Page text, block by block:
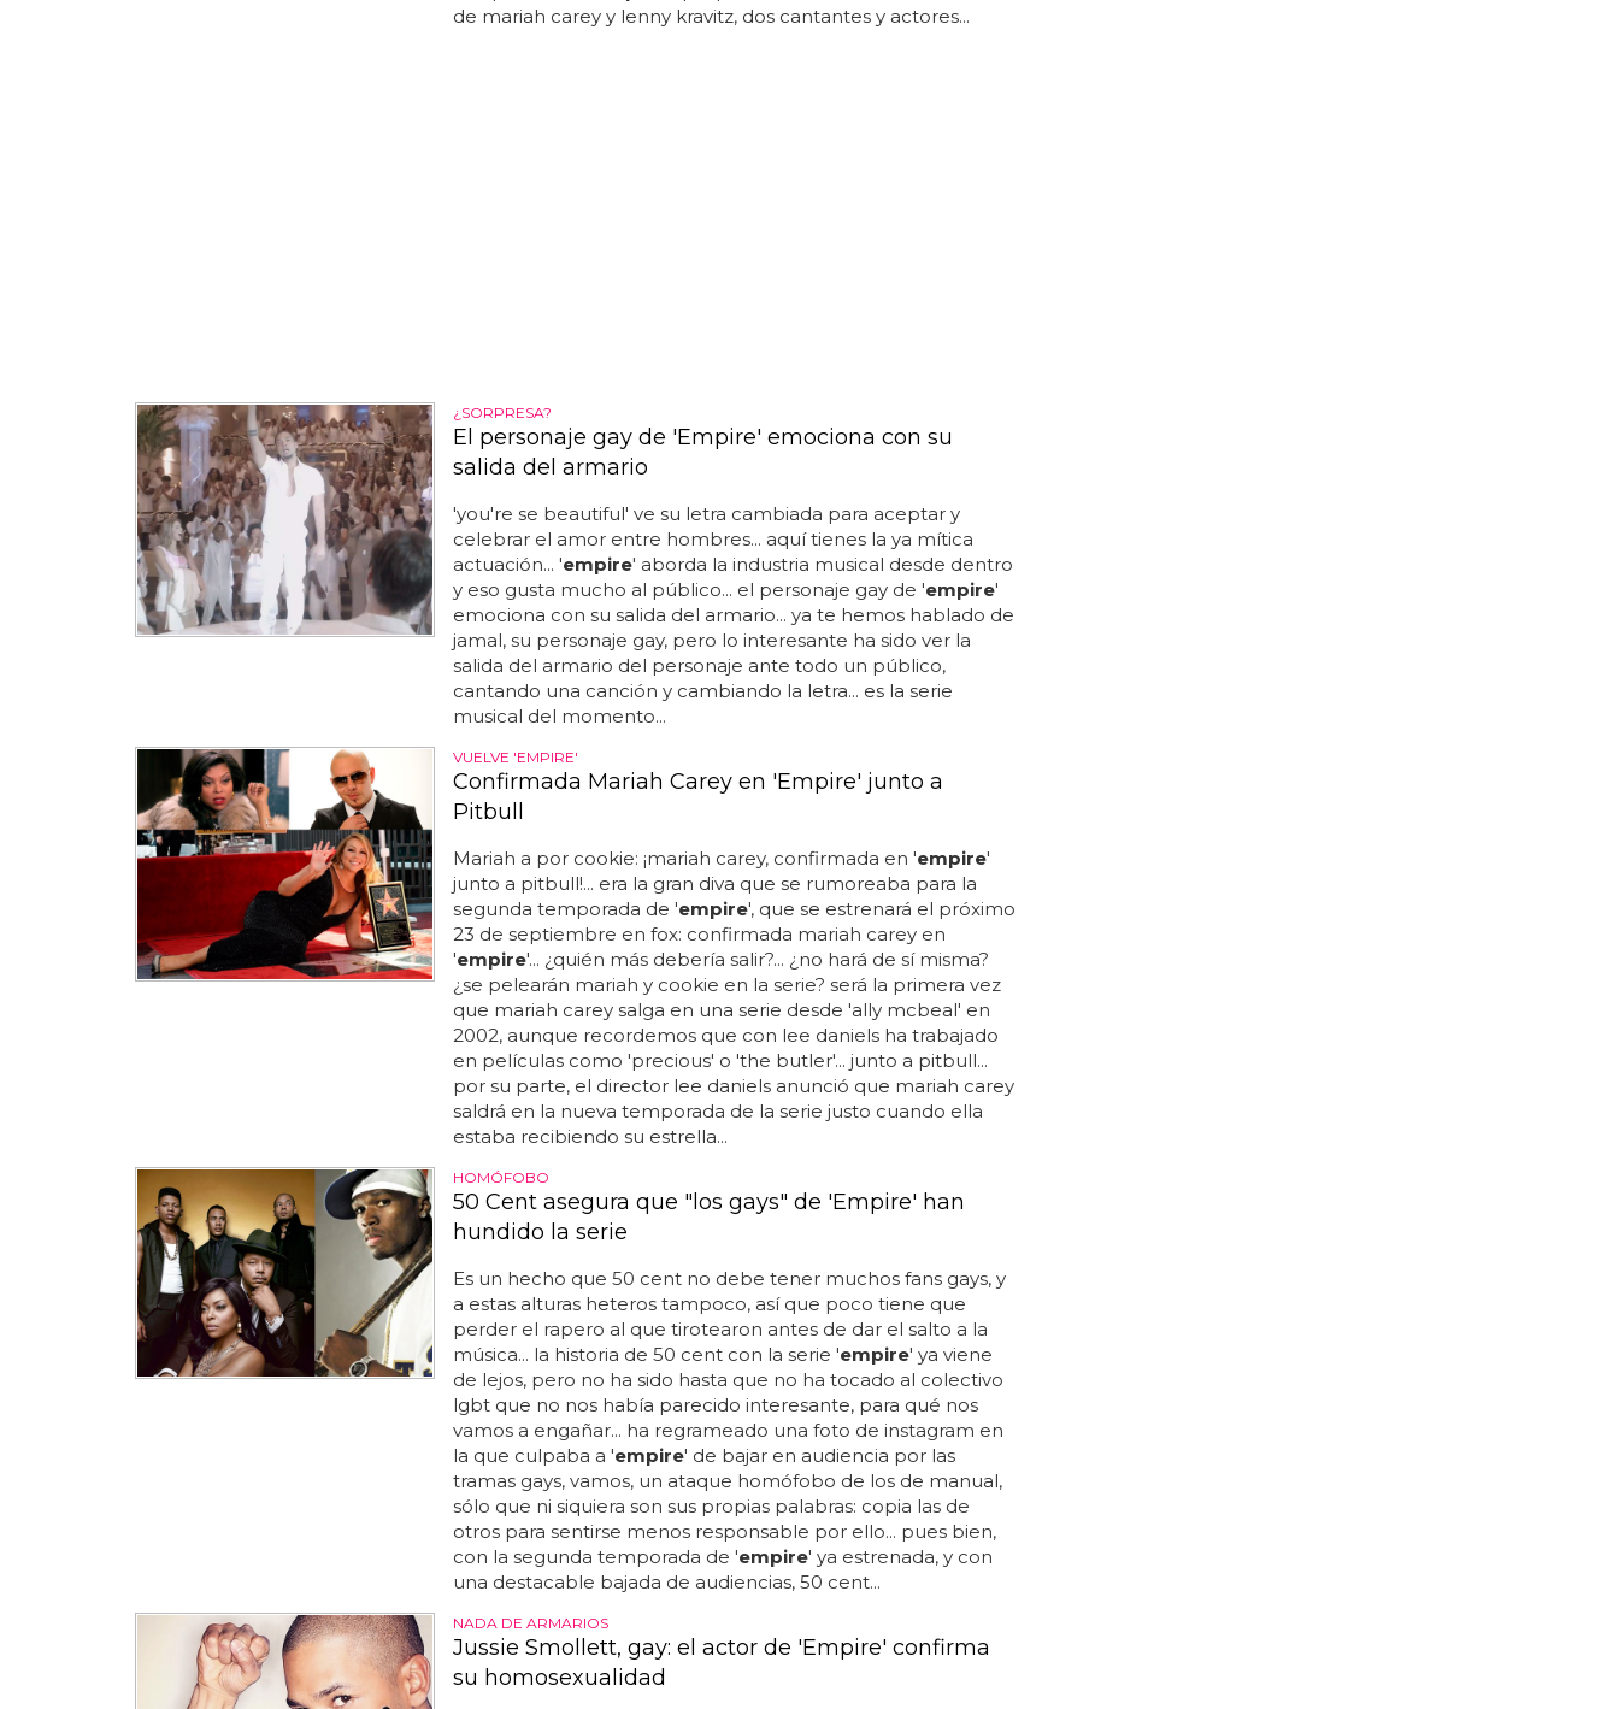
de mariah carey y lenny kravitz, dos cantantes y actores...
¿SORPRESA?
El personaje gay de 'Empire' emociona con su
salida del armario
'you're se beautiful' ve su letra cambiada para aceptar y
celebrar el amor entre hombres... aquí tienes la ya mítica
actuación... 'empire' aborda la industria musical desde dentro
y eso gusta mucho al público... el personaje gay de 'empire'
emociona con su salida del armario... ya te hemos hablado de
jamal, su personaje gay, pero lo interesante ha sido ver la
salida del armario del personaje ante todo un público,
cantando una canción y cambiando la letra... es la serie
musical del momento...
VUELVE 'EMPIRE'
Confirmada Mariah Carey en 'Empire' junto a
Pitbull
Mariah a por cookie: ¡mariah carey, confirmada en 'empire'
junto a pitbull!... era la gran diva que se rumoreaba para la
segunda temporada de 'empire', que se estrenará el próximo
23 de septiembre en fox: confirmada mariah carey en
'empire'... ¿quién más debería salir?... ¿no hará de sí misma?
¿se pelearán mariah y cookie en la serie? será la primera vez
que mariah carey salga en una serie desde 'ally mcbeal' en
2002, aunque recordemos que con lee daniels ha trabajado
en películas como 'precious' o 'the butler'... junto a pitbull...
por su parte, el director lee daniels anunció que mariah carey
saldrá en la nueva temporada de la serie justo cuando ella
estaba recibiendo su estrella...
HOMÓFOBO
50 Cent asegura que "los gays" de 'Empire' han
hundido la serie
Es un hecho que 50 cent no debe tener muchos fans gays, y
a estas alturas heteros tampoco, así que poco tiene que
perder el rapero al que tirotearon antes de dar el salto a la
música... la historia de 50 cent con la serie 'empire' ya viene
de lejos, pero no ha sido hasta que no ha tocado al colectivo
lgbt que no nos había parecido interesante, para qué nos
vamos a engañar... ha regrameado una foto de instagram en
la que culpaba a 'empire' de bajar en audiencia por las
tramas gays, vamos, un ataque homófobo de los de manual,
sólo que ni siquiera son sus propias palabras: copia las de
otros para sentirse menos responsable por ello... pues bien,
con la segunda temporada de 'empire' ya estrenada, y con
una destacable bajada de audiencias, 50 cent...
NADA DE ARMARIOS
Jussie Smollett, gay: el actor de 'Empire' confirma
su homosexualidad